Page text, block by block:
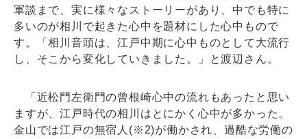
軍談まで、実に様々なストーリーがあり、中でも特に
多いのが相川で起きた心中を題材にした心中もので
す。「相川音頭は、江戸中期に心中ものとして大流行
し、そこから変化していきました。」と渡辺さん。
「近松門左衛門の曾根崎心中の流れもあったと思い
ますが、江戸時代の相川はとにかく心中が多かった。
金山では江戸の無宿人(※2)が働かされ、過酷な労働の